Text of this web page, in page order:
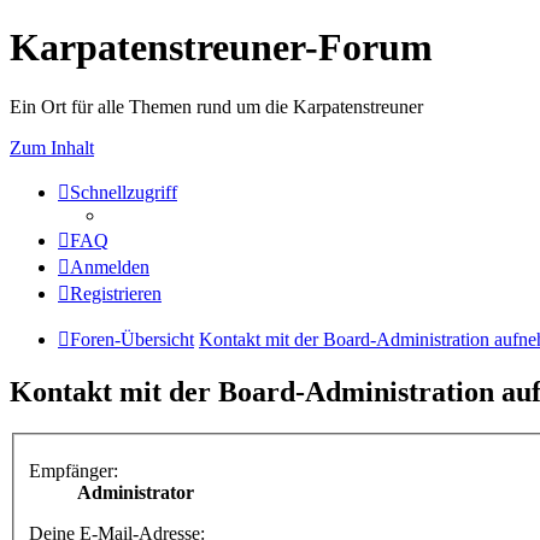
Karpatenstreuner-Forum
Ein Ort für alle Themen rund um die Karpatenstreuner
Zum Inhalt
Schnellzugriff
FAQ
Anmelden
Registrieren
Foren-Übersicht Kontakt mit der Board-Administration
Kontakt mit der Board-Administration
Empfänger:
Administrator
Deine E-Mail-Adresse: